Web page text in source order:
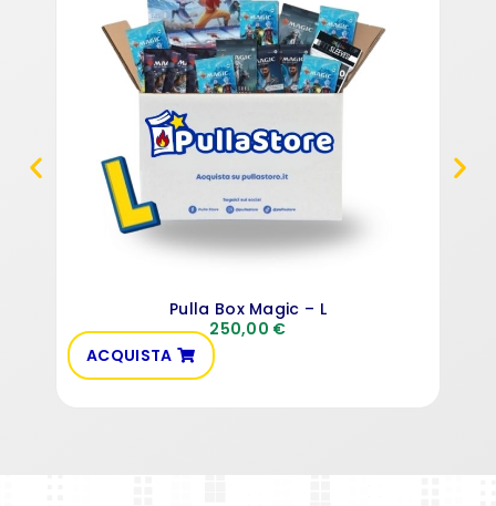
Pulla Box Magic – L
250,00 €
ACQUISTA